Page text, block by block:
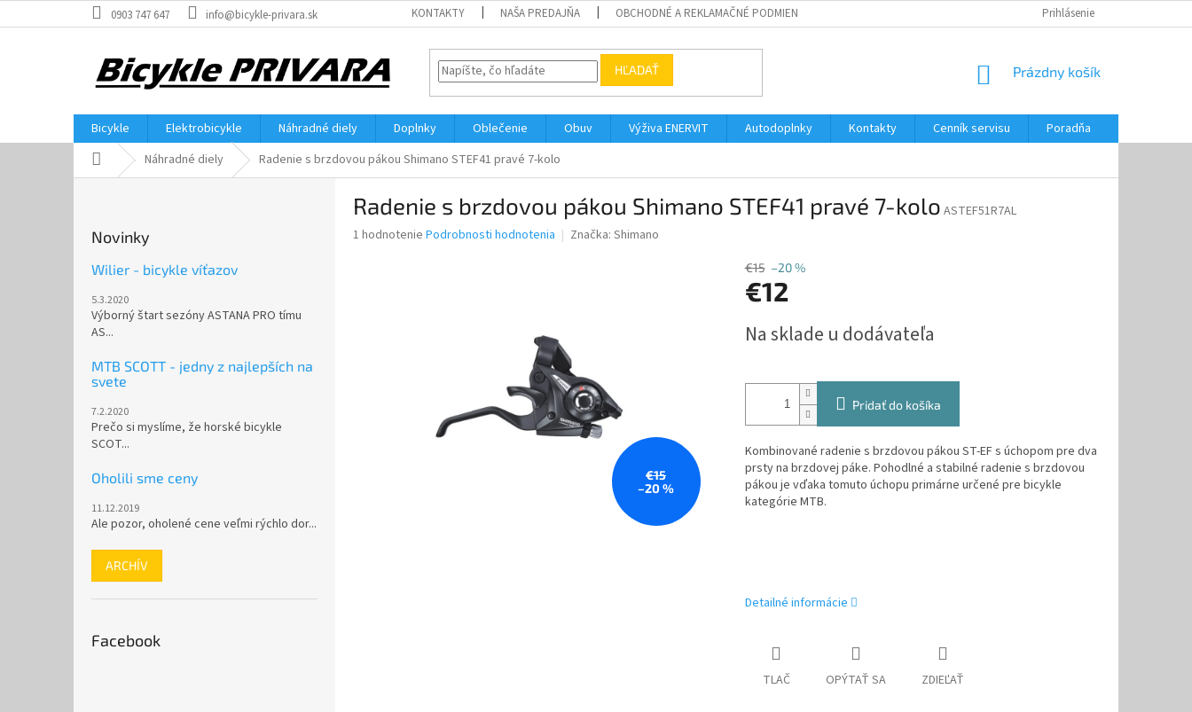
na
0903 747 647 info@bicykle-privara.sk KONTAKTY NAŠA PREDAJŇA OBCHODNÉ A REKLAMAČNÉ PODMIENKY PONÚKANÉ SLUŽBYPrihlásenie
HĽADAŤ
NÁKUPNÝ
Prázdny košík
Bicykle Elektrobicykle Náhradné diely Doplnky Oblečenie Obuv Výživa ENERVIT Autodoplnky Kontakty Cenník servisu
Poradňa
DomovNáhradné diely Radenie s brzdovou pákou Shimano STEF41 pravé 7-kolo
Novinky
Wilier - bicykle víťazov
5.3.2020
Výborný štart sezóny ASTANA PRO tímu
AS...
MTB SCOTT - jedny z najlepších na
svete
7.2.2020
Prečo si myslíme, že horské bicykle
SCOT...
Oholili sme ceny
11.12.2019
Ale pozor, oholené cene veľmi rýchlo dor...
ARCHÍV
Facebook
Radenie s brzdovou pákou Shimano STEF41 pravé 7-kolo ASTEF51R7AL
Priemerné
1 hodnotenie Podrobnosti hodnotenia Značka: Shimano
€15
–20 %
€15 –20 %
€12
cena:
Na sklade u dodávateľa
Pridať do košíka
Kombinované radenie s brzdovou pákou ST-EF s úchopom pre dva
prsty na brzdovej páke. Pohodlné a stabilné radenie s brzdovou
pákou je vďaka tomuto úchopu primárne určené pre bicykle
kategórie MTB.
Detailné informácie
TLAČ OPÝTAŤ SA ZDIEĽAŤ